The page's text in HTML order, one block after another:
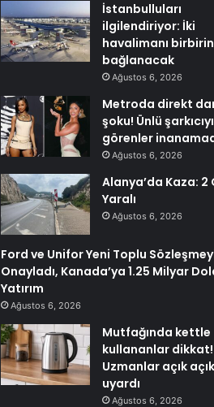
İstanbulluları
ilgilendiriyor: İki
havalimanı
bağlanacak
Ağustos 6, 2026
Metroda direkt
şoku! Ünlü şarkıcıyı
görenler
Ağustos 6, 2026
Alanya’da Kaza: 2
Yaralı
Ağustos 6, 2026
Ford ve Unifor Yeni Toplu
Onayladı, Kanada’ya 1.25 Milyar
Yatırım
Ağustos 6, 2026
Mutfağında kettle
kullananlar dikkat!
Uzmanlar açık açık
uyardı
Ağustos 6, 2026